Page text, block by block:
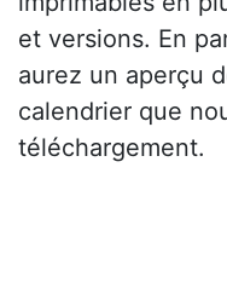
et versions. En
aurez un aperçu
calendrier que
téléchargement.